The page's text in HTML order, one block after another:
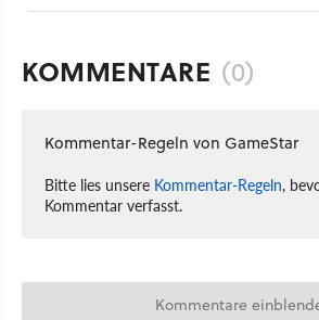
KOMMENTARE (0)
Kommentar-Regeln von GameStar
Bitte lies unsere Kommentar-Regeln,
Kommentar verfasst.
Kommentare